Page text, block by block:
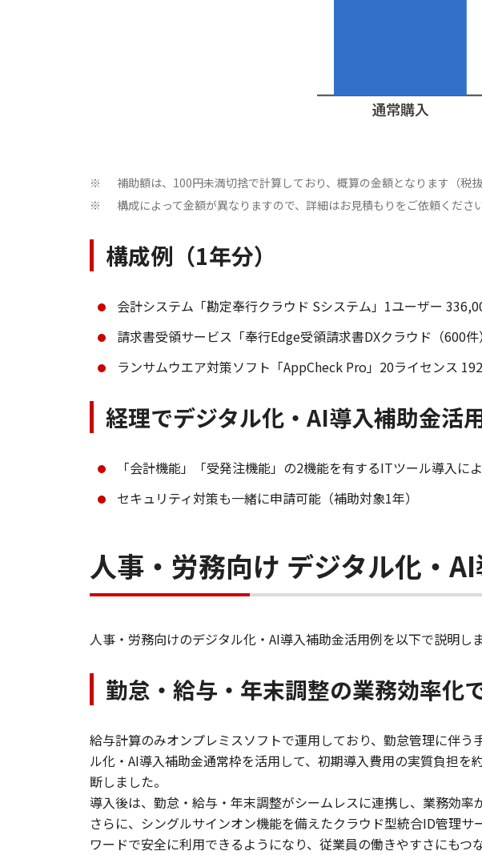
※ 補助額は、100円未満切捨で計算しており、概算の金額となります（税抜
※ 構成によって金額が異なりますので、詳細はお見積もりをご依頼ください
構成例（1年分）
会計システム「勘定奉行クラウド Sシステム」1ユーザー
請求書受領サービス「奉行Edge受領請求書DXクラウド（600
ランサムウエア対策ソフト「AppCheck Pro」20ライセンス
経理でデジタル化・AI導入補助金活
「会計機能」「受発注機能」の2機能を有するITツール導入に
セキュリティ対策も一緒に申請可能（補助対象1年）
人事・労務向け デジタル化・
人事・労務向けのデジタル化・AI導入補助金活用例を以下で説明しま
勤怠・給与・年末調整の業務効率化
給与計算のみオンプレミスソフトで運用しており、勤怠管理に伴
ル化・AI導入補助金通常枠を活用して、初期導入費用の実質負担
断しました。
導入後は、勤怠・給与・年末調整がシームレスに連携し、業務効
さらに、シングルサインオン機能を備えたクラウド型統合ID管理
ワードで安全に利用できるようになり、従業員の働きやすさにもつ